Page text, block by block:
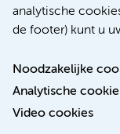
analytische
de footer) kunt u
Noodzakelijke
Analytische
Video cookies